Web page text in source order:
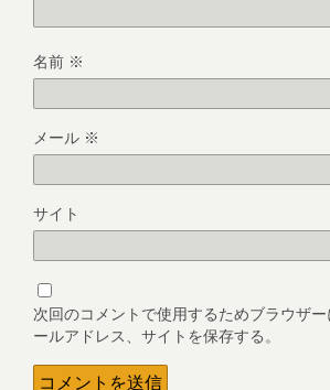
名前 ※
メール ※
サイト
次回のコメントで使用するためブラウザ
ールアドレス、サイトを保存する。